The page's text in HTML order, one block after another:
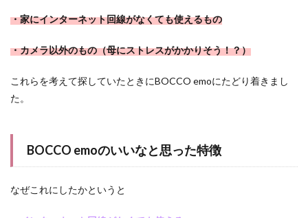
・家にインターネット回線がなくても使えるもの
・カメラ以外のもの（母にストレスがかかりそう！？）
これらを考えて探していたときにBOCCO emoにたどり着きまし
た。
BOCCO emoのいいなと思った特徴
なぜこれにしたかというと